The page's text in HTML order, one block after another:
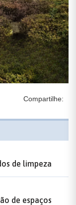
Compartilhe:
de limpeza
de espaços